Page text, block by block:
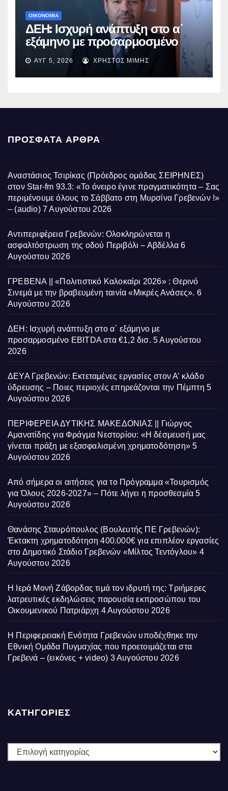
ΟΙΚΟΝΟΜΙΑ
ΔΕΗ: Ισχυρή ανάπτυξη στο α΄
εξάμηνο με προσαρμοσμένο
EBITDA στα €1,2 δισ.
ΑΥΓ 5, 2026 ΧΡΉΣΤΟΣ ΜΊΜΗΣ
ΠΡΌΣΦΑΤΑ ΆΡΘΡΑ
Αναστάσιος Τσιρίκας (Πρόεδρος ομάδας ΣΕΙΡΗΝΕΣ)
στον Star-fm 93.3: «Το όνειρο έγινε πραγματικότητα – Σας
περιμένουμε όλους το Σάββατο στη Μυρσίνα Γρεβενών !»
– (audio) 7 Αυγούστου 2026
Αντιπεριφέρεια Γρεβενών: Ολοκληρώνεται η
ασφαλτόστρωση της οδού Περιβόλι – Αβδέλλα 6
Αυγούστου 2026
ΓΡΕΒΕΝΑ || «Πολιτιστικό Καλοκαίρι 2026» : Θερινό
Σινεμά με την βραβευμένη ταινία «Μικρές Ανάσες». 6
Αυγούστου 2026
ΔΕΗ: Ισχυρή ανάπτυξη στο α΄ εξάμηνο με
προσαρμοσμένο EBITDA στα €1,2 δισ. 5 Αυγούστου
2026
ΔΕΥΑ Γρεβενών: Εκτεταμένες εργασίες στον Α’ κλάδο
ύδρευσης – Ποιες περιοχές επηρεάζονται την Πέμπτη 5
Αυγούστου 2026
ΠΕΡΙΦΕΡΕΙΑ ΔΥΤΙΚΗΣ ΜΑΚΕΔΟΝΙΑΣ || Γιώργος
Αμανατίδης για Φράγμα Νεστορίου: «Η δέσμευσή μας
γίνεται πράξη με εξασφαλισμένη χρηματοδότηση» 5
Αυγούστου 2026
Από σήμερα οι αιτήσεις για το Πρόγραμμα «Τουρισμός
για Όλους 2026-2027» – Πότε λήγει η προσθεσμία 5
Αυγούστου 2026
Θανάσης Σταυρόπουλος (Βουλευτής ΠΕ Γρεβενών):
Έκτακτη χρηματοδότηση 400.000€ για επιπλέον εργασίες
στο Δημοτικό Στάδιο Γρεβενών «Μίλτος Τεντόγλου» 4
Αυγούστου 2026
Η Ιερά Μονή Ζάβορδας τιμά τον ιδρυτή της: Τριήμερες
λατρευτικές εκδηλώσεις παρουσία εκπροσώπου του
Οικουμενικού Πατριάρχη 4 Αυγούστου 2026
Η Περιφερειακή Ενότητα Γρεβενών υποδέχθηκε την
Εθνική Ομάδα Πυγμαχίας που προετοιμάζεται στα
Γρεβενά – (εικόνες + video) 3 Αυγούστου 2026
ΚΑΤΗΓΟΡΙΕΣ
ΚΑΤΗΓΟΡΙΕΣ